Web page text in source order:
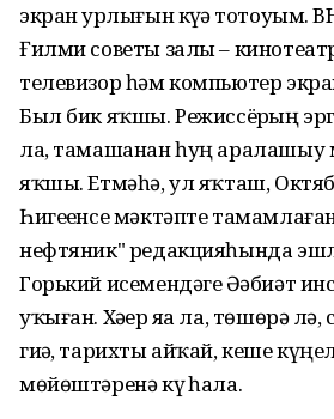
экран ҙурлығын күҙҙә
Ғилми советы залы –
телевизор һәм компьютер
Был бик яҡшы. Режиссёрҙың
ла, тамашанан һуң аралашыу
яҡшы. Етмәһә, ул яҡташ,
Һигеҙенсе мәктәпте
нефтяник" редакцияһында
Горький исемендәге Әҙәбиәт
уҡыған. Хәҙер яҙа ла, төшөрә лә,
гиҙә, тарихты айҡай, кеше
мөйөштәренә күҙ һала.